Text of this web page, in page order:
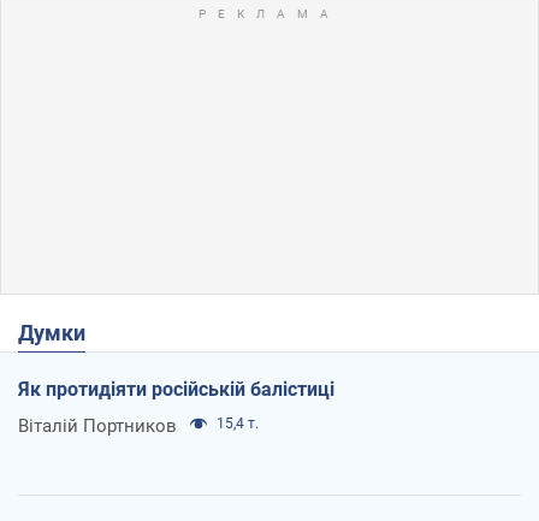
Думки
Як протидіяти російській балістиці
Віталій Портников 15,4 т.